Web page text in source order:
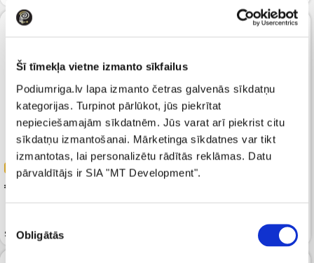
Šī tīmekļa vietne izmanto sīkfailus
Podiumriga.lv lapa izmanto četras galvenās sīkdatņu
kategorijas. Turpinot pārlūkot, jūs piekrītat
nepieciešamajām sīkdatnēm. Jūs varat arī piekrist citu
sīkdatņu izmantošanai. Mārketinga sīkdatnes var tikt
izmantotas, lai personalizētu rādītās reklāmas. Datu
pārvaldītājs ir SIA "MT Development".
izvēle
Obligātās
-30%
Soma FURLA 1927 Mini Laguna Soma FURLA Nuvola S Beige